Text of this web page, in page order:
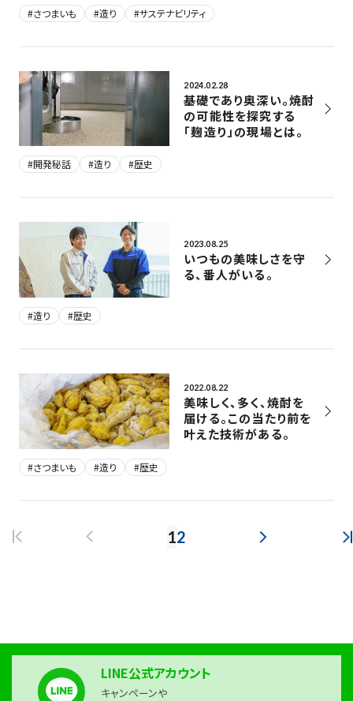
#さつまいも #造り #サステナビリティ
2024.02.28
基礎であり奥深い。焼酎
の可能性を探究する
「麹造り」の現場とは。
#開発秘話 #造り #歴史
2023.08.25
いつもの美味しさを守
る、番人がいる。
#造り #歴史
2022.08.22
美味しく、多く、焼酎を
届ける。この当たり前を
叶えた技術がある。
#さつまいも #造り #歴史
最初のページPREV 12 NEXT
LINE公式アカウント
キャンペーンや